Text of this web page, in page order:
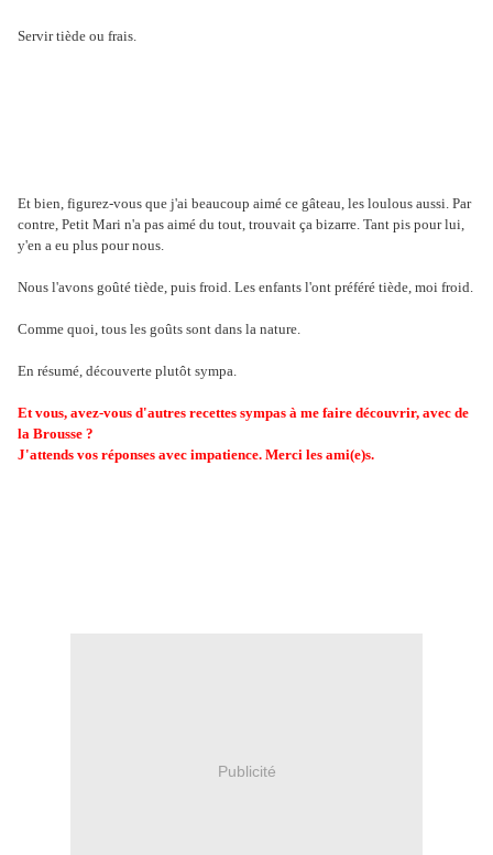
Servir tiède ou frais.
Et bien, figurez-vous que j'ai beaucoup aimé ce gâteau, les loulous aussi. Par
contre, Petit Mari n'a pas aimé du tout, trouvait ça bizarre. Tant pis pour lui,
y'en a eu plus pour nous.
Nous l'avons goûté tiède, puis froid. Les enfants l'ont préféré tiède, moi froid.
Comme quoi, tous les goûts sont dans la nature.
En résumé, découverte plutôt sympa.
Et vous, avez-vous d'autres recettes sympas à me faire découvrir, avec de
la Brousse ?
J'attends vos réponses avec impatience. Merci les ami(e)s.
Publicité